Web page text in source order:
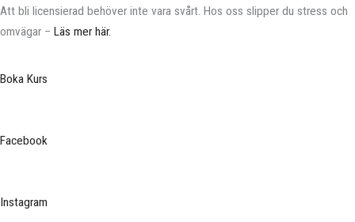
Att bli licensierad behöver inte vara svårt. Hos oss slipper du stress och
omvägar – Läs mer här.
Boka Kurs
Facebook
Instagram